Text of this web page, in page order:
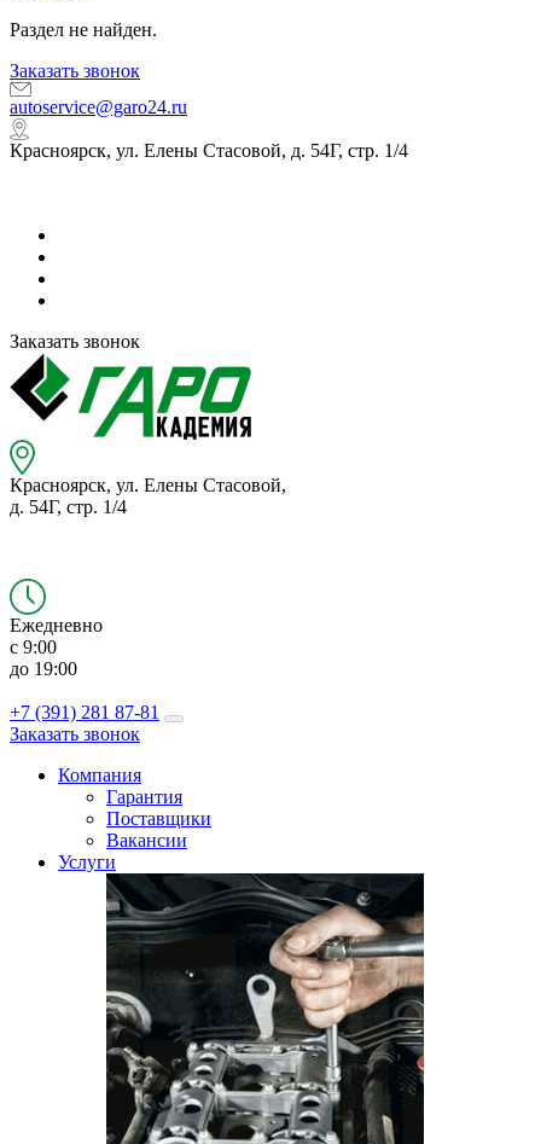
Раздел не найден.
Заказать звонок
autoservice@garo24.ru
Красноярск, ул. Елены Стасовой, д. 54Г, стр. 1/4
Заказать звонок
Красноярск, ул. Елены Стасовой,
д. 54Г, стр. 1/4
Ежедневно
с 9:00
до 19:00
+7 (391) 281 87-81
Заказать звонок
Компания
Гарантия
Поставщики
Вакансии
Услуги